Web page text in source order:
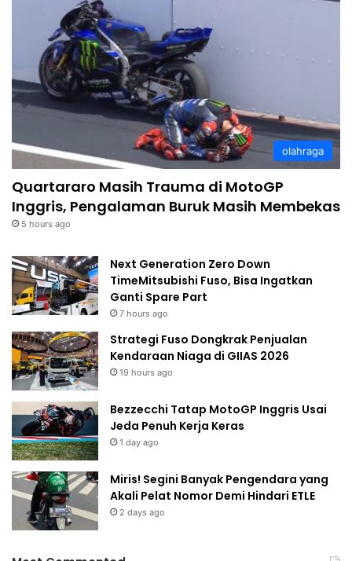
olahraga
Quartararo Masih Trauma di MotoGP
Inggris, Pengalaman Buruk Masih Membekas
5 hours ago
Next Generation Zero Down
TimeMitsubishi Fuso, Bisa Ingatkan
Ganti Spare Part
7 hours ago
Strategi Fuso Dongkrak Penjualan
Kendaraan Niaga di GIIAS 2026
19 hours ago
Bezzecchi Tatap MotoGP Inggris Usai
Jeda Penuh Kerja Keras
1 day ago
Miris! Segini Banyak Pengendara yang
Akali Pelat Nomor Demi Hindari ETLE
2 days ago